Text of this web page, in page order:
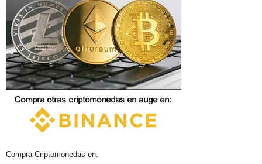
Compra Criptomonedas en: